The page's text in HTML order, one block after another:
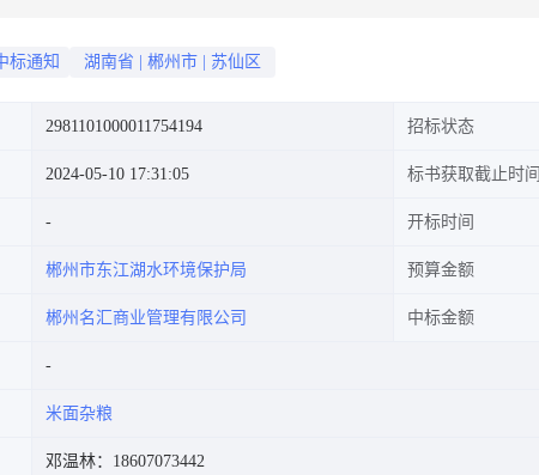
标通知 湖南省 郴州市 苏仙区
2981101000011754194 招标状态
2024-05-10 17:31:05 标书获取截止时间
开标时间
郴州市东江湖水环境保护局 预算金额
郴州名汇商业管理有限公司 中标金额
米面杂粮
邓温林：18607073442